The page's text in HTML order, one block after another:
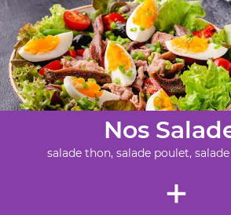
Nos
salade thon, salade poulet,
+